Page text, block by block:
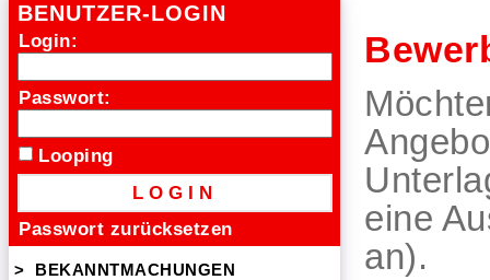
BENUTZER-LOGIN
Login:
Passwort:
Looping
Passwort zurücksetzen
> BEKANNTMACHUNGEN
eine
an).